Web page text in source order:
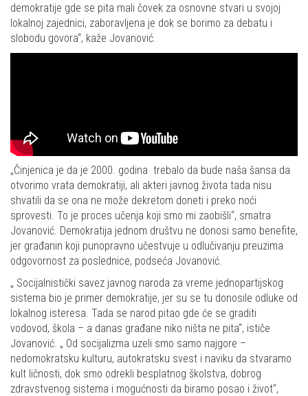
demokratije gde se pita mali čovek za osnovne stvari u svojoj
lokalnoj zajednici, zaboravljena je dok se borimo za debatu i
slobodu govora“, kaže Jovanović.
„Činjenica je da je 2000. godina trebalo da bude naša šansa da
otvorimo vrata demokratiji, ali akteri javnog života tada nisu
shvatili da se ona ne može dekretom doneti i preko noći
sprovesti. To je proces učenja koji smo mi zaobišli“, smatra
Jovanović. Demokratija jednom društvu ne donosi samo benefite,
jer građanin koji punopravno učestvuje u odlučivanju preuzima
odgovornost za poslednice, podseća Jovanović.
„ Socijalnistički savez javnog naroda za vreme jednopartijskog
sistema bio je primer demokratije, jer su se tu donosile odluke od
lokalnog isteresa. Tada se narod pitao gde će se graditi
vodovod, škola – a danas građane niko ništa ne pita“, ističe
Jovanović. „ Od socijalizma uzeli smo samo najgore –
nedomokratsku kulturu, autokratsku svest i naviku da stvaramo
kult ličnosti, dok smo odrekli besplatnog školstva, dobrog
zdravstvenog sistema i mogućnosti da biramo posao i život“,